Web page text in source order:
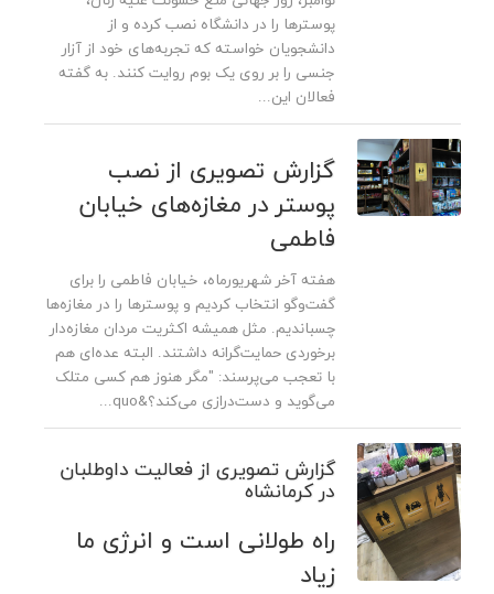
پوسترها را در دانشگاه نصب کرده و از
دانشجویان خواسته‌ که تجربه‌های خود از آزار
جنسی را بر روی یک بوم روایت کنند. به گفته
فعالان این...
گزارش تصویری از نصب
پوستر در مغازه‌های خیابان
فاطمی
هفته آخر شهریورماه، خیابان فاطمی را برای
گفت‌وگو انتخاب کردیم و پوسترها را در مغازه‌ها
چسباندیم. مثل همیشه اکثریت مردان مغازه‌دار
برخوردی حمایت‌گرانه داشتند. البته عده‌ای هم
با تعجب می‌پرسند: "مگر هنوز هم کسی متلک
می‌گوید و دست‌درازی می‌کند؟&quo...
گزارش تصویری از فعالیت داوطلبان
در کرمانشاه
راه طولانی است و انرژی ما
زیاد